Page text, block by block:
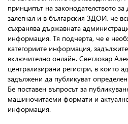
принципът на законодателството
залегнал и в българския ЗДОИ, че
съхранява държавната
информация. Тя подчерта, че е
категориите информация,
включително онлайн. Светлозар
централизирани регистри, в които
задължени да публикуват
Бе поставен въпросът за
машиночитаеми формати и
информация.